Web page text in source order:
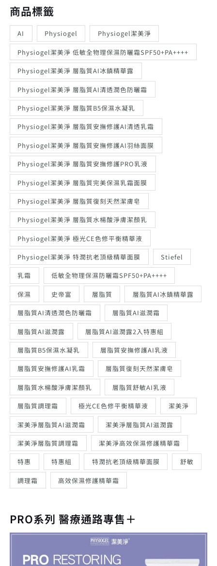
商品標籤
AI Physiogel Physiogel潔美淨
Physiogel潔美淨 低敏全物理保濕防曬霜SPF50+PA++++
Physiogel潔美淨 層脂質AI冰鎮精華露
Physiogel潔美淨 層脂質AI清透潤色防曬霜
Physiogel潔美淨 層脂質B5保濕水凝乳
Physiogel潔美淨 層脂質安撫修護AI清透乳霜
Physiogel潔美淨 層脂質安撫修護AI羽絲面膜
Physiogel潔美淨 層脂質安撫修護PRO乳液
Physiogel潔美淨 層脂質完美保濕乳霜面膜
Physiogel潔美淨 層脂質復刻天然潔膚皂
Physiogel潔美淨 層脂質水楊酸淨膚潔顏乳
Physiogel潔美淨 極光CE色修平衡精華液
Physiogel潔美淨 特潤抗老頂級精華面膜 Stiefel
乳霜 低敏全物理保濕防曬霜SPF50+PA++++
保濕 史帝富 層脂質 層脂質AI冰鎮精華露
層脂質AI清透潤色防曬霜 層脂質AI滋潤霜
層脂質AI滋潤露 層脂質AI滋潤露2入特惠組
層脂質B5保濕水凝乳 層脂質安撫修護AI乳液
層脂質安撫修護AI乳霜 層脂質復刻天然潔膚皂
層脂質水楊酸淨膚潔顏乳 層脂質舒敏AI乳液
層脂質調理霜 極光CE色修平衡精華液 潔美淨
潔美淨層脂質AI滋潤霜 潔美淨層脂質AI滋潤露
潔美淨層脂質調理霜 潔美淨高效保濕修護精華霜
特惠 特惠組 特潤抗老頂級精華面膜 舒敏
調理霜 高效保濕修護精華霜
PRO系列 醫療通路專售＋